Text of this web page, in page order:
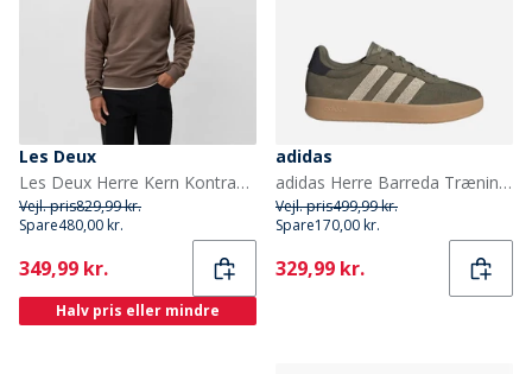
Les Deux
Les Deux Herre Kern Kontrast Quarter Zip Sweatshirt Mountain Grey Brown
Vejl. pris829,99 kr.
Spare480,00 kr.
Current
349,99 kr.
Halv pris eller mindre
adidas
adidas Herre Barreda Træningssko Olive Strata/Wonder Beige/Gum
Vejl. pris499,99 kr.
Spare170,00 kr.
Current
329,99 kr.